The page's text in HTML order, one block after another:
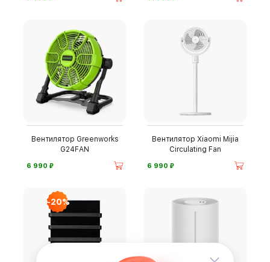
Вентилятор Greenworks
G24FAN
6 990 ⃏
Вентилятор Xiaomi Mijia
Circulating Fan
6 990 ⃏
-20%